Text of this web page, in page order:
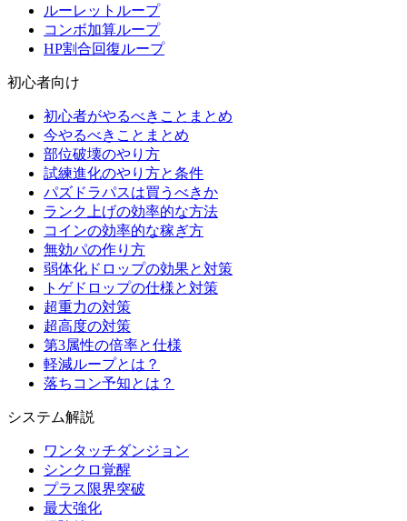
ルーレットループ
コンボ加算ループ
HP割合回復ループ
初心者向け
初心者がやるべきことまとめ
今やるべきことまとめ
部位破壊のやり方
試練進化のやり方と条件
パズドラパスは買うべきか
ランク上げの効率的な方法
コインの効率的な稼ぎ方
無効パの作り方
弱体化ドロップの効果と対策
トゲドロップの仕様と対策
超重力の対策
超高度の対策
第3属性の倍率と仕様
軽減ループとは？
落ちコン予知とは？
システム解説
ワンタッチダンジョン
シンクロ覚醒
プラス限界突破
最大強化